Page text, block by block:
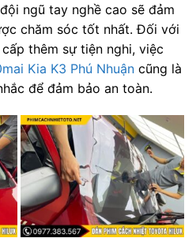
ngũ tay nghề cao sẽ đảm
chăm sóc tốt nhất. Đối với
thêm sự tiện nghi, việc
Kia K3 Phú Nhuận cũng là
để đảm bảo an toàn.